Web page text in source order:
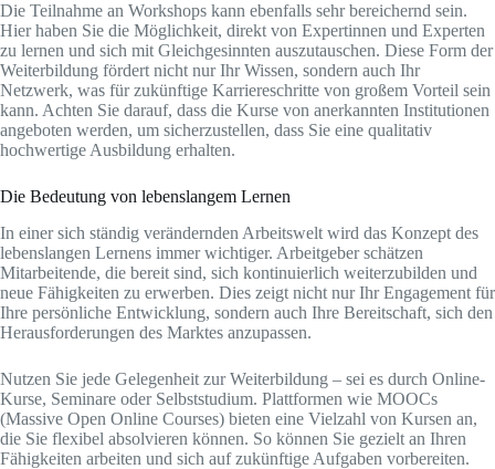
Die Teilnahme an Workshops kann ebenfalls sehr bereichernd sein.
Hier haben Sie die Möglichkeit, direkt von Expertinnen und Experten
zu lernen und sich mit Gleichgesinnten auszutauschen. Diese Form der
Weiterbildung fördert nicht nur Ihr Wissen, sondern auch Ihr
Netzwerk, was für zukünftige Karriereschritte von großem Vorteil sein
kann. Achten Sie darauf, dass die Kurse von anerkannten Institutionen
angeboten werden, um sicherzustellen, dass Sie eine qualitativ
hochwertige Ausbildung erhalten.
Die Bedeutung von lebenslangem Lernen
In einer sich ständig verändernden Arbeitswelt wird das Konzept des
lebenslangen Lernens immer wichtiger. Arbeitgeber schätzen
Mitarbeitende, die bereit sind, sich kontinuierlich weiterzubilden und
neue Fähigkeiten zu erwerben. Dies zeigt nicht nur Ihr Engagement für
Ihre persönliche Entwicklung, sondern auch Ihre Bereitschaft, sich den
Herausforderungen des Marktes anzupassen.
Nutzen Sie jede Gelegenheit zur Weiterbildung – sei es durch Online-
Kurse, Seminare oder Selbststudium. Plattformen wie MOOCs
(Massive Open Online Courses) bieten eine Vielzahl von Kursen an,
die Sie flexibel absolvieren können. So können Sie gezielt an Ihren
Fähigkeiten arbeiten und sich auf zukünftige Aufgaben vorbereiten.